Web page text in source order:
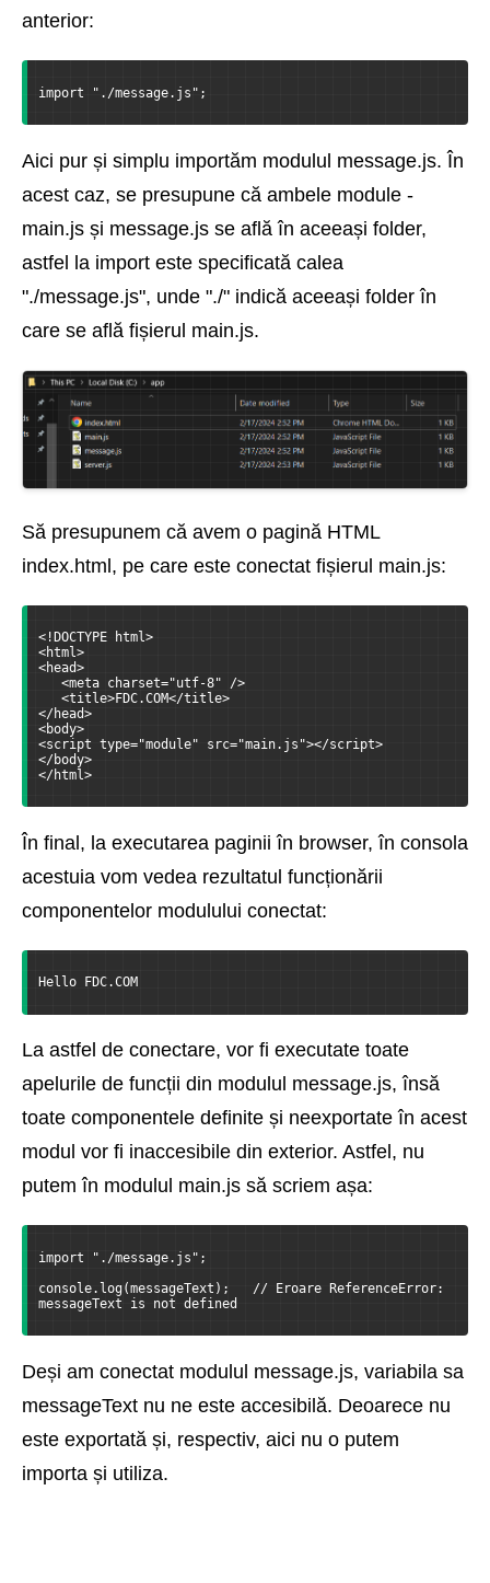
anterior:
import "./message.js";
Aici pur și simplu importăm modulul message.js. În
acest caz, se presupune că ambele module -
main.js și message.js se află în aceeași folder,
astfel la import este specificată calea
"./message.js", unde "./" indică aceeași folder în
care se află fișierul main.js.
Să presupunem că avem o pagină HTML
index.html, pe care este conectat fișierul main.js:
<!DOCTYPE html>
<html>
<head>
<meta charset="utf-8" />
<title>FDC.COM</title>
</head>
<body>
<script type="module" src="main.js"></script>
</body>
</html>
În final, la executarea paginii în browser, în consola
acestuia vom vedea rezultatul funcționării
componentelor modulului conectat:
Hello FDC.COM
La astfel de conectare, vor fi executate toate
apelurile de funcții din modulul message.js, însă
toate componentele definite și neexportate în acest
modul vor fi inaccesibile din exterior. Astfel, nu
putem în modulul main.js să scriem așa:
import "./message.js";
console.log(messageText);   // Eroare ReferenceError:
messageText is not defined
Deși am conectat modulul message.js, variabila sa
messageText nu ne este accesibilă. Deoarece nu
este exportată și, respectiv, aici nu o putem
importa și utiliza.